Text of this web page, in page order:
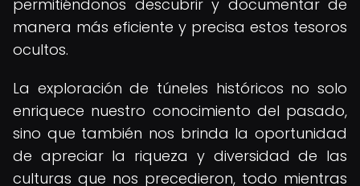
permitiéndonos descubrir y documentar de
manera más eficiente y precisa estos tesoros
ocultos.
La exploración de túneles históricos no solo
enriquece nuestro conocimiento del pasado,
sino que también nos brinda la oportunidad
de apreciar la riqueza y diversidad de las
culturas que nos precedieron, todo mientras